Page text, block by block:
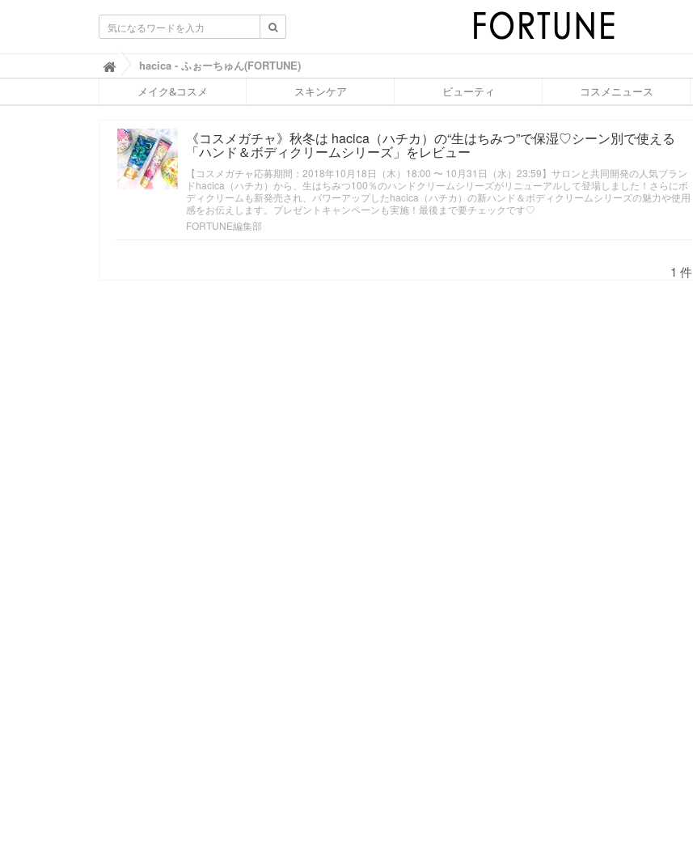
ふ
ぉ
ち
ん
(
F
O
hacica - ふぉーちゅん(FORTUNE)
メイク&コスメ スキンケア ビューティ コスメニュース
《コスメガチャ》秋冬は hacica（ハチカ）の“生はちみつ”で保湿♡シーン別で使える
「ハンド＆ボディクリームシリーズ」をレビュー
【コスメガチャ応募期間：2018年10月18日（木）18:00 〜 10月31日（水）23:59】サロンと共同開発の人気ブラン
ドhacica（ハチカ）から、生はちみつ100％のハンドクリームシリーズがリニューアルして登場しました！さらにボ
ディクリームも新発売され、パワーアップしたhacica（ハチカ）の新ハンド＆ボディクリームシリーズの魅力や使用
感をお伝えします。プレゼントキャンペーンも実施！最後まで要チェックです♡
FORTUNE編集部
1 件